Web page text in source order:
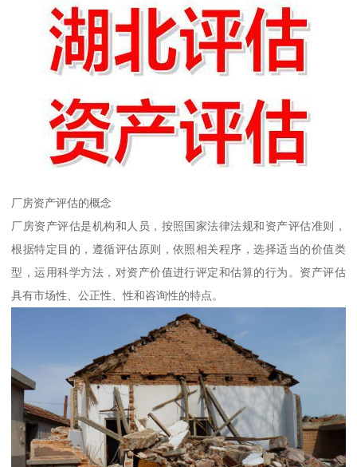
厂房资产评估的概念
厂房资产评估是机构和人员，按照国家法律法规和资产评估准则，
根据特定目的，遵循评估原则，依照相关程序，选择适当的价值类
型，运用科学方法，对资产价值进行评定和估算的行为。资产评估
具有市场性、公正性、性和咨询性的特点。